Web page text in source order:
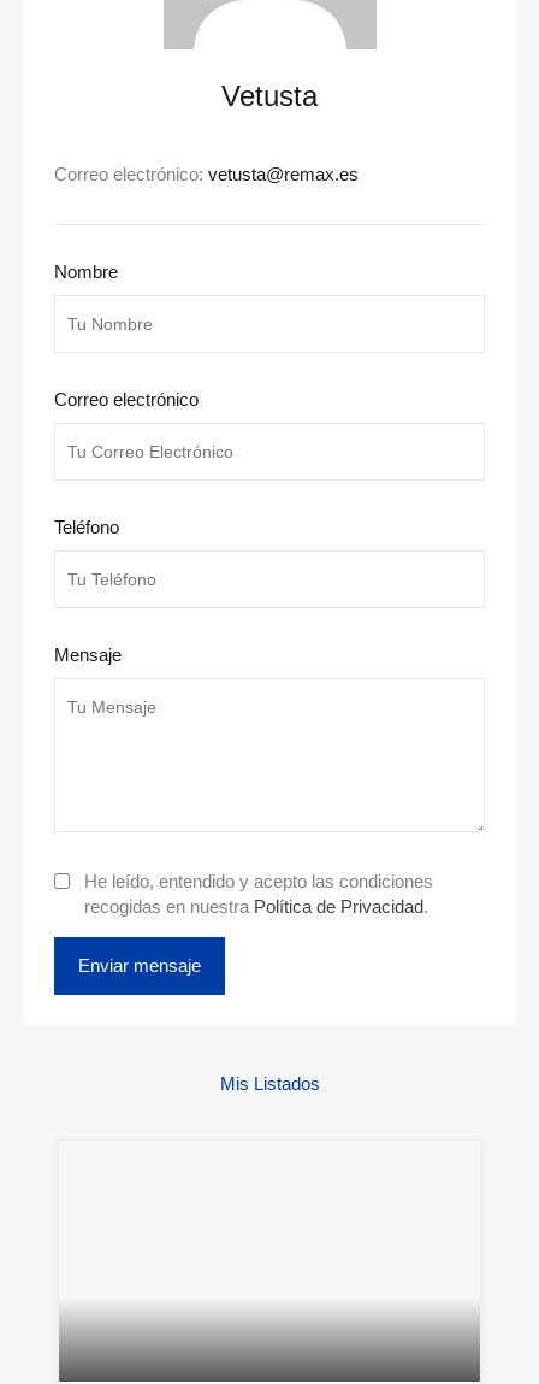
Vetusta
Correo electrónico: vetusta@remax.es
Nombre
Correo electrónico
Teléfono
Mensaje
He leído, entendido y acepto las condiciones
recogidas en nuestra Política de Privacidad.
Mis Listados